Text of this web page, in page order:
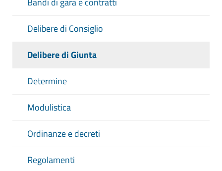
Delibere di Consiglio
Delibere di Giunta
Determine
Modulistica
Ordinanze e decreti
Regolamenti